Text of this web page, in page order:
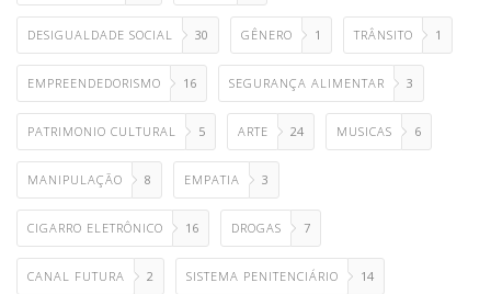
DESIGUALDADE SOCIAL 30 GÊNERO 1 TRÂNSITO 1
EMPREENDEDORISMO 16 SEGURANÇA ALIMENTAR 3
PATRIMONIO CULTURAL 5 ARTE 24 MUSICAS 6
MANIPULAÇÃO 8 EMPATIA 3
CIGARRO ELETRÔNICO 16 DROGAS 7
CANAL FUTURA 2 SISTEMA PENITENCIÁRIO 14